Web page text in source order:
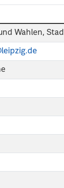
Wahlen,